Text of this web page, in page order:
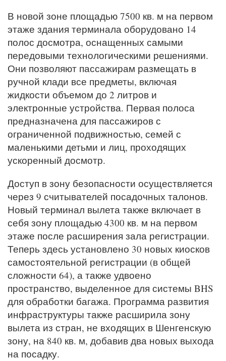
В новой зоне площадью 7500 кв. м на первом
этаже здания терминала оборудовано 14
полос досмотра, оснащенных самыми
передовыми технологическими решениями.
Они позволяют пассажирам размещать в
ручной клади все предметы, включая
жидкости объемом до 2 литров и
электронные устройства. Первая полоса
предназначена для пассажиров с
ограниченной подвижностью, семей с
маленькими детьми и лиц, проходящих
ускоренный досмотр.
Доступ в зону безопасности осуществляется
через 9 считывателей посадочных талонов.
Новый терминал вылета также включает в
себя зону площадью 4300 кв. м на первом
этаже после расширения зала регистрации.
Теперь здесь установлено 30 новых киосков
самостоятельной регистрации (в общей
сложности 64), а также удвоено
пространство, выделенное для системы BHS
для обработки багажа. Программа развития
инфраструктуры также расширила зону
вылета из стран, не входящих в Шенгенскую
зону, на 840 кв. м, добавив два новых выхода
на посадку.